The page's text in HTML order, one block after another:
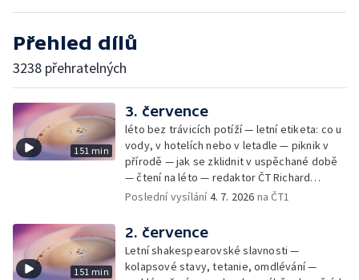
Přehled dílů
3238 přehratelných
151 min
3. července
léto bez trávicích potíží — letní etiketa: co u
vody, v hotelích nebo v letadle — piknik v
přírodě — jak se zklidnit v uspěchané době
— čtení na léto — redaktor ČT Richard
Samko
Poslední vysílání4. 7. 2026 na ČT1
151 min
2. července
Letní shakespearovské slavnosti —
kolapsové stavy, tetanie, omdlévání —